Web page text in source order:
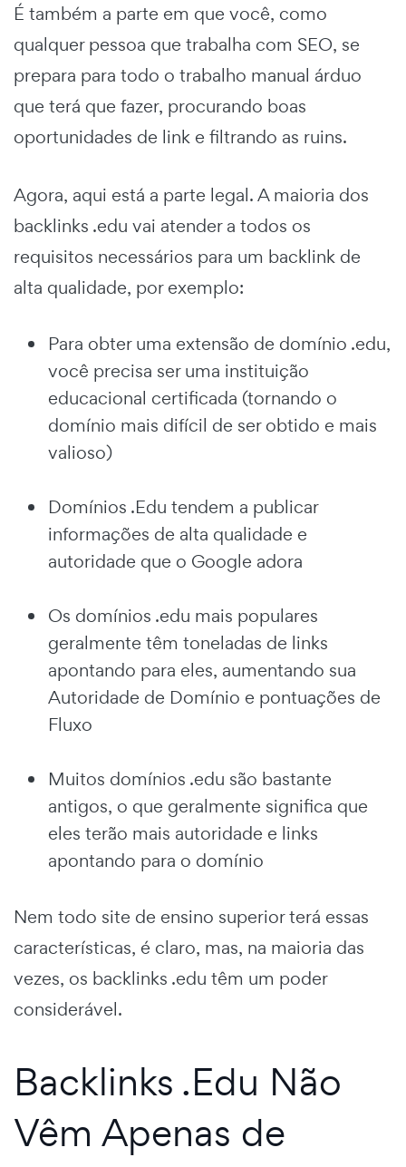
É também a parte em que você, como
qualquer pessoa que trabalha com SEO, se
prepara para todo o trabalho manual árduo
que terá que fazer, procurando boas
oportunidades de link e filtrando as ruins.
Agora, aqui está a parte legal. A maioria dos
backlinks .edu vai atender a todos os
requisitos necessários para um backlink de
alta qualidade, por exemplo:
Para obter uma extensão de domínio .edu,
você precisa ser uma instituição
educacional certificada (tornando o
domínio mais difícil de ser obtido e mais
valioso)
Domínios .Edu tendem a publicar
informações de alta qualidade e
autoridade que o Google adora
Os domínios .edu mais populares
geralmente têm toneladas de links
apontando para eles, aumentando sua
Autoridade de Domínio e pontuações de
Fluxo
Muitos domínios .edu são bastante
antigos, o que geralmente significa que
eles terão mais autoridade e links
apontando para o domínio
Nem todo site de ensino superior terá essas
características, é claro, mas, na maioria das
vezes, os backlinks .edu têm um poder
considerável.
Backlinks .Edu Não
Vêm Apenas de